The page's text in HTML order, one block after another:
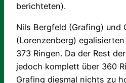
berichteten).
Nils Bergfeld (Grafing) und
(Lorenzenberg)
373 Ringen. Da der Rest
jedoch komplett über 360
Grafing diesmal nichts zu